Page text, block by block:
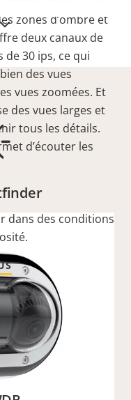
zones d’ombre et
deux canaux de
de 30 ips, ce qui
des vues
vues zoomées. Et
des vues larges et
tous les détails.
d’écouter les
dans des conditions